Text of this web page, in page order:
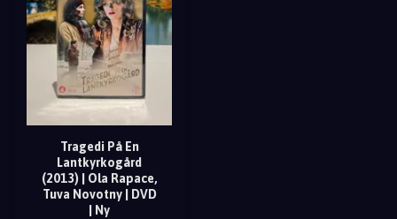
Tragedi På En
Lantkyrkogård
(2013) | Ola Rapace,
Tuva Novotny | DVD
| Ny